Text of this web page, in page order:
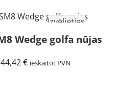
Izvēlieties
Wedge golfa nūjas
€Price
ieskaitot PVN